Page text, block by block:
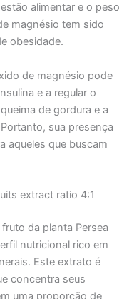
alimentar e o peso
magnésio tem sido
obesidade.
de magnésio pode
e a regular o
de gordura e a
sua presença
aqueles que buscam
extract ratio 4:1
da planta Persea
nutricional rico em
Este extrato é
concentra seus
uma proporção de